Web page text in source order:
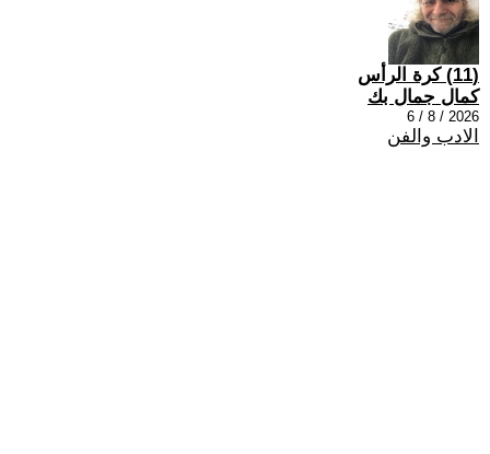
(11) كرة الرأس
كمال جمال بك
2026 / 8 / 6
الادب والفن